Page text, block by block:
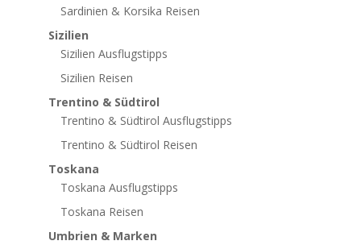
Sardinien & Korsika Reisen
Sizilien
Sizilien Ausflugstipps
Sizilien Reisen
Trentino & Südtirol
Trentino & Südtirol Ausflugstipps
Trentino & Südtirol Reisen
Toskana
Toskana Ausflugstipps
Toskana Reisen
Umbrien & Marken